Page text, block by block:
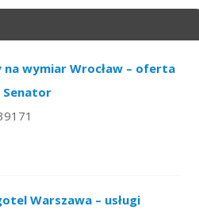
na wymiar Wrocław – oferta
Warszawa – usługi